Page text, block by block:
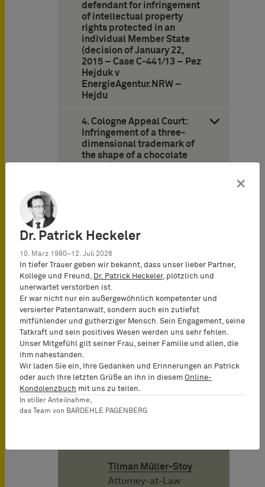
defendant for infringement
of intellectual property
rights protected in an
individual Member State
(decision of January 22,
2015 – Case C-441/13 – Pez
Hejduk v
EnergieAgentur.NRW –
Hejdu
4. Cologne Appeal Court:
Infringement of a three-
dimensional trademark of
the shape of a chocolate
Veröffentlicht im
Mai 2015
Autor
Rudolf
Senior Consultant
Stefan Steinbrener
Tilman Müller-Stoy
Attorney-at-Law
×
Dr. Patrick Heckeler
10. März 1980–12. Juli 2026
In tiefer Trauer geben wir bekannt, dass unser lieber Partner,
Kollege und Freund,
Dr. Patrick Heckeler, plötzlich und
unerwartet verstorben ist.
Er war nicht nur ein außergewöhnlich kompetenter und
versierter Patentanwalt, sondern auch ein zutiefst
mitfühlender und gutherziger Mensch. Sein Engagement, seine
Tatkraft und sein positives Wesen werden uns sehr fehlen.
Unser Mitgefühl gilt seiner Frau, seiner Familie und allen, die
ihm nahestanden.
Wir laden Sie ein, Ihre Gedanken und Erinnerungen an Patrick
oder auch Ihre letzten Grüße an ihn in diesem Online-
Kondolenzbuch mit uns zu teilen.
In stiller Anteilnahme,
das Team von BARDEHLE PAGENBERG